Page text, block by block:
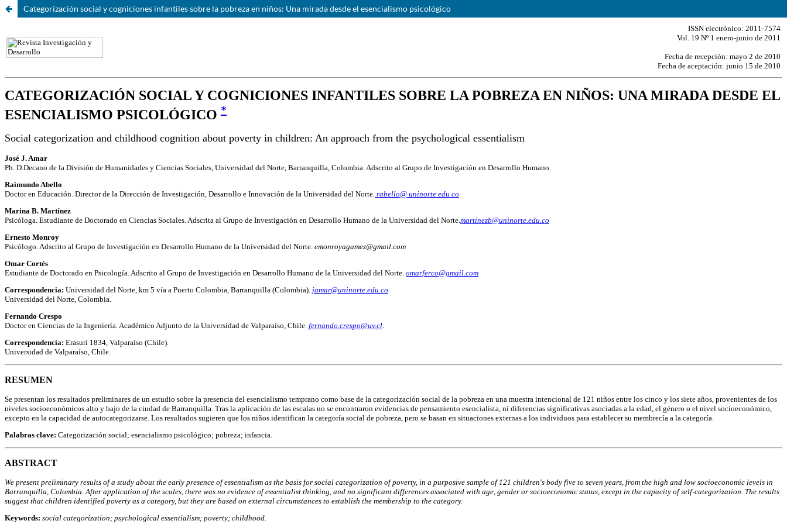
Categorización social y cogniciones infantiles sobre la pobreza en niños: Una mirada desde el esencialismo psicológico